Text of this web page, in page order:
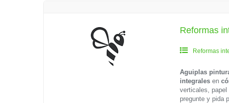
Reformas
Reformas
Aguiplas
integrales en
verticales, papel
pregunte y pida